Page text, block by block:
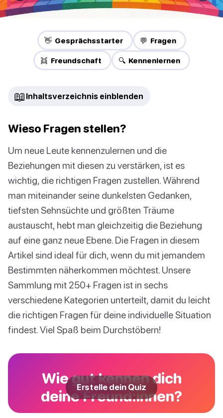
👋 Gesprächsstarter 💬 Fragen
👯 Freundschaft 🔍 Kennenlernen
📖 Inhaltsverzeichnis einblenden
Wieso Fragen stellen?
Um neue Leute kennenzulernen und die
Beziehungen mit diesen zu verstärken, ist es
wichtig, die richtigen Fragen zustellen. Während
man miteinander seine dunkelsten Gedanken,
tiefsten Sehnsüchte und größten Träume
austauscht, hebt man gleichzeitig die Beziehung
auf eine ganz neue Ebene. Die Fragen in diesem
Artikel sind ideal für dich, wenn du mit jemandem
Bestimmten näherkommen möchtest. Unsere
Sammlung mit 250+ Fragen ist in sechs
verschiedene Kategorien unterteilt, damit du leicht
die richtigen Fragen für deine individuelle Situation
findest. Viel Spaß beim Durchstöbern!
Wie gut kennen dich
deine Freund:innen?
Erstelle dein Quiz